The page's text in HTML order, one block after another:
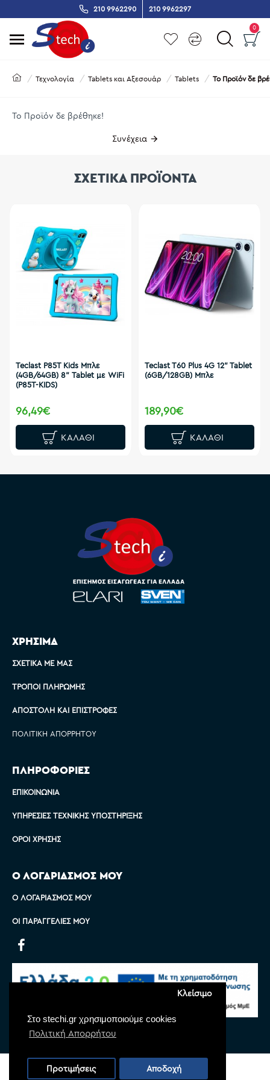
Στο stechi.gr χρησιμοποιούμε cookies
Πολιτική Απορρήτου
Κλείσιμο
Προτιμήσεις Αποδοχή
210 9962290 210 9962297
0
Τεχνολογία Tablets και Αξεσουάρ Tablets Το Προϊόν δε
Το Προϊόν δε βρέθηκε!
Συνέχεια
ΣΧΕΤΙΚΑ ΠΡΟΪΟΝΤΑ
Teclast P85T Kids Μπλε
(4GB/64GB) 8" Tablet με WiFi
(P85T-KIDS)
96,49€
ΚΑΛΆΘΙ
Teclast T60 Plus 4G 12" Tablet
(6GB/128GB) Μπλε
189,90€
ΚΑΛΆΘΙ
ΧΡΗΣΙΜΑ
ΣΧΕΤΙΚΆ ΜΕ ΜΑΣ
ΤΡΌΠΟΙ ΠΛΗΡΩΜΉΣ
ΑΠΟΣΤΟΛΉ ΚΑΙ ΕΠΙΣΤΡΟΦΈΣ
ΠΟΛΙΤΙΚΉ ΑΠΟΡΡΉΤΟΥ
ΠΛΗΡΟΦΟΡΙΕΣ
ΕΠΙΚΟΙΝΩΝΊΑ
ΥΠΗΡΕΣΊΕΣ ΤΕΧΝΙΚΉΣ ΥΠΟΣΤΉΡΙΞΗΣ
ΌΡΟΙ ΧΡΉΣΗΣ
Ο ΛΟΓΑΡΙΑΣΜΟΣ ΜΟΥ
Ο ΛΟΓΑΡΙΑΣΜΌΣ ΜΟΥ
ΟΙ ΠΑΡΑΓΓΕΛΊΕΣ ΜΟΥ
Copyright © 2022 Stechi, All Rights Reserved
Powered by
Monoware Web